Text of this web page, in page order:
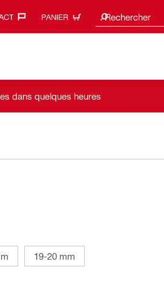
PANIER Rechercher
Search
dans quelques heures
19-20 mm